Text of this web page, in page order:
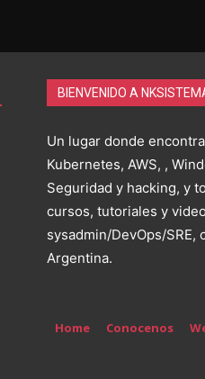
BIENVENIDO A
Un lugar donde
Kubernetes, AWS, ,
Seguridad y hacking, y
cursos, tutoriales y
sysadmin/DevOps/
Argentina.
Home Conocenos